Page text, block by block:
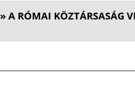
» A RÓMAI KÖZTÁRSASÁG